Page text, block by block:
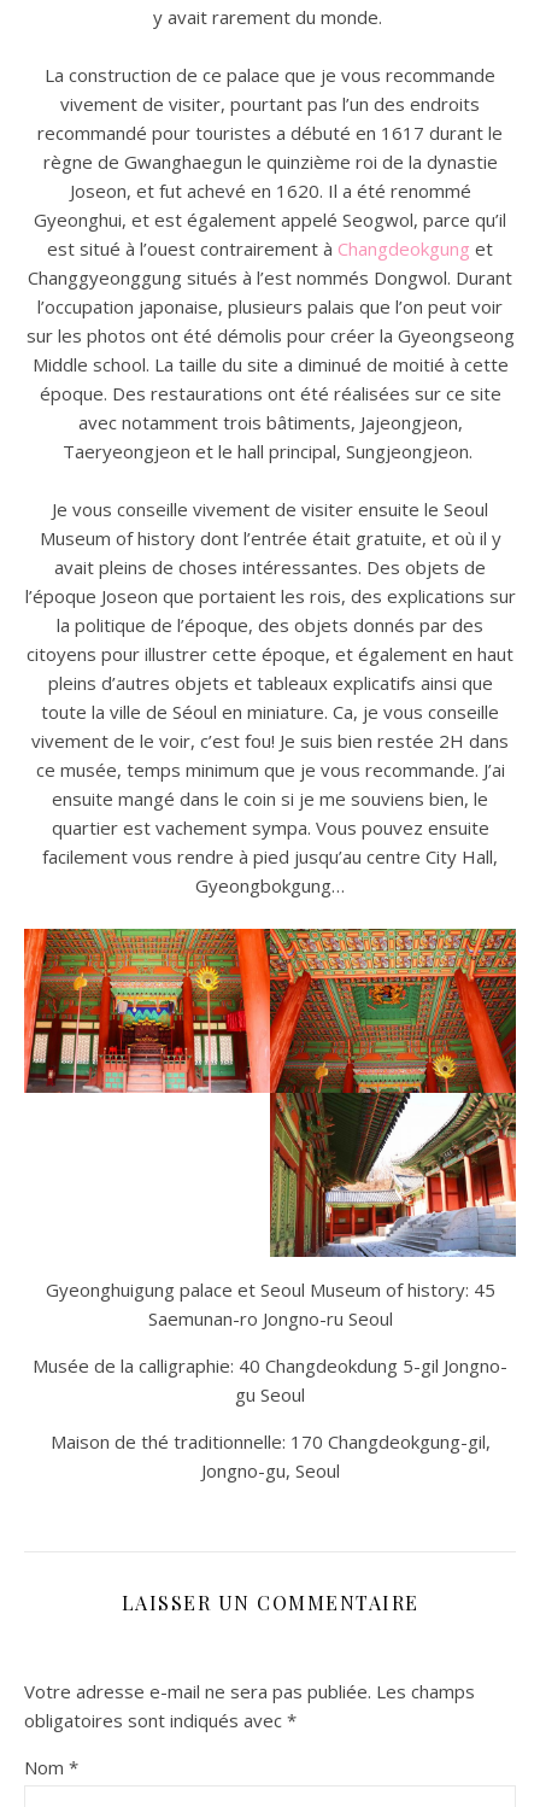
y avait rarement du monde.
La construction de ce palace que je vous recommande
vivement de visiter, pourtant pas l’un des endroits
recommandé pour touristes a débuté en 1617 durant le
règne de Gwanghaegun le quinzième roi de la dynastie
Joseon, et fut achevé en 1620. Il a été renommé
Gyeonghui, et est également appelé Seogwol, parce qu’il
est situé à l’ouest contrairement à Changdeokgung et
Changgyeonggung situés à l’est nommés Dongwol. Durant
l’occupation japonaise, plusieurs palais que l’on peut voir
sur les photos ont été démolis pour créer la Gyeongseong
Middle school. La taille du site a diminué de moitié à cette
époque. Des restaurations ont été réalisées sur ce site
avec notamment trois bâtiments, Jajeongjeon,
Taeryeongjeon et le hall principal, Sungjeongjeon.
Je vous conseille vivement de visiter ensuite le Seoul
Museum of history dont l’entrée était gratuite, et où il y
avait pleins de choses intéressantes. Des objets de
l’époque Joseon que portaient les rois, des explications sur
la politique de l’époque, des objets donnés par des
citoyens pour illustrer cette époque, et également en haut
pleins d’autres objets et tableaux explicatifs ainsi que
toute la ville de Séoul en miniature. Ca, je vous conseille
vivement de le voir, c’est fou! Je suis bien restée 2H dans
ce musée, temps minimum que je vous recommande. J’ai
ensuite mangé dans le coin si je me souviens bien, le
quartier est vachement sympa. Vous pouvez ensuite
facilement vous rendre à pied jusqu’au centre City Hall,
Gyeongbokgung…
Gyeonghuigung palace et Seoul Museum of history: 45
Saemunan-ro Jongno-ru Seoul
Musée de la calligraphie: 40 Changdeokdung 5-gil Jongno-
gu Seoul
Maison de thé traditionnelle: 170 Changdeokgung-gil,
Jongno-gu, Seoul
LAISSER UN COMMENTAIRE
Votre adresse e-mail ne sera pas publiée. Les champs
obligatoires sont indiqués avec *
Nom *